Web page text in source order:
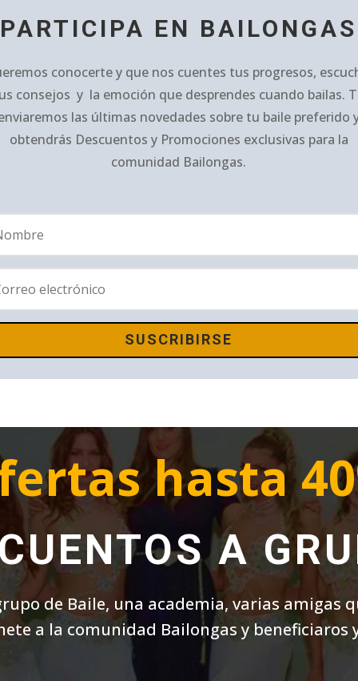
PARTICIPA EN BAILONGAS
conocerte y que nos cuentes tus progresos,
consejos y la emoción que desprendes cuando bailas.
las últimas novedades sobre tu baile preferido
obtendrás Descuentos y Promociones exclusivas para la
comunidad Bailongas.
SUSCRIBIRSE
hasta
A
de Baile, una academia, varias amigas
a la comunidad Bailongas y beneficiaros